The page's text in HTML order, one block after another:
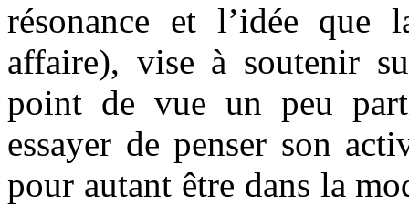
résonance et l’idée que
affaire), vise à soutenir
point de vue un peu
essayer de penser son
pour autant être dans la